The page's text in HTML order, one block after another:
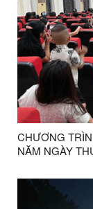
CHƯƠNG
NĂM NGÀY